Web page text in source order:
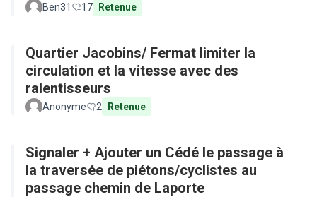
Ben31 17 Retenue
Quartier Jacobins/ Fermat limiter la
circulation et la vitesse avec des
ralentisseurs
Anonyme 2 Retenue
Signaler + Ajouter un Cédé le passage à
la traversée de piétons/cyclistes au
passage chemin de Laporte